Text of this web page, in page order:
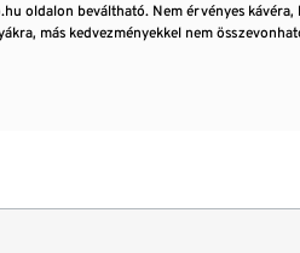
oldalon beváltható. Nem érvényes kávéra,
más kedvezményekkel nem